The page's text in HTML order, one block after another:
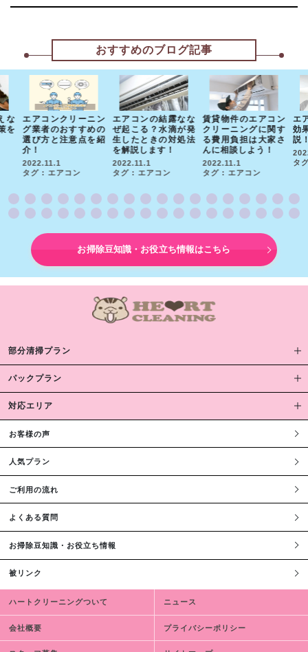
おすすめのブログ記事
な
を
エアコンクリーニン
グ業者のおすすめの
選び方と注意点を紹
介！
2022.11.1
タグ : エアコン
エアコンの結露なな
ぜ起こる？水滴が発
生したときの対処法
を解説します！
2022.11.1
タグ : エアコン
賃貸物件のエアコン
クリーニングに関す
る費用負担は大家さ
んに相談しよう！
2022.11.1
タグ : エアコン
エ
効
説
タ
お掃除豆知識・お役立ち情報はこちら
部分清掃プラン
パックプラン
対応エリア
お客様の声
人気プラン
ご利用の流れ
よくある質問
お掃除豆知識・お役立ち情報
被リンク
ハートクリーニングついて ニュース
会社概要 プライバシーポリシー